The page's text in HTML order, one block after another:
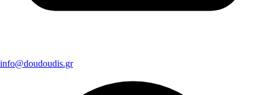
info@doudoudis.gr